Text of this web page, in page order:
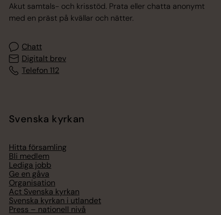
Akut samtals- och krisstöd. Prata eller chatta anonymt
med en präst på kvällar och nätter.
Chatt
Digitalt brev
Telefon 112
Svenska kyrkan
Hitta församling
Bli medlem
Lediga jobb
Ge en gåva
Organisation
Act Svenska kyrkan
Svenska kyrkan i utlandet
Press – nationell nivå